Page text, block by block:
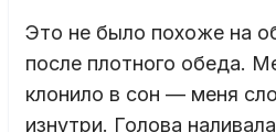
Это не было похоже на
после плотного обеда.
клонило в сон — меня
изнутри. Голова